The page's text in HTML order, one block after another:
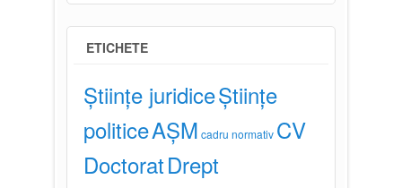
ETICHETE
Științe juridiceȘtiințe
politiceAȘM cadru normativ CV
DoctoratDrept